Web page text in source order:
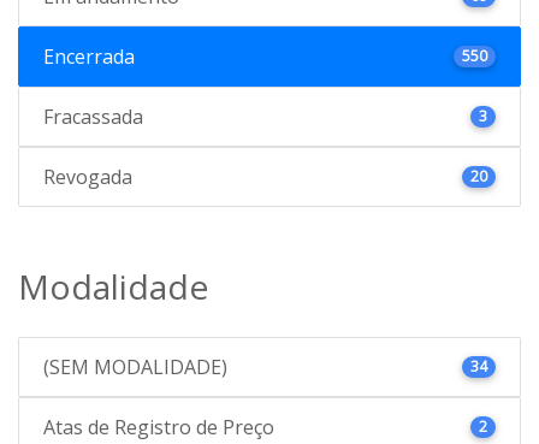
Encerrada 550
Fracassada 3
Revogada 20
Modalidade
(SEM MODALIDADE) 34
Atas de Registro de Preço 2